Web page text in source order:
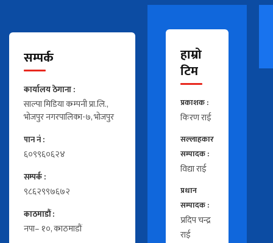
सम्पर्क
कार्यालय ठेगाना :
साल्पा मिडिया कम्पनी प्रा.लि.,
भोजपुर नगरपालिका-७, भोजपुर
पान नं :
६०९९६०६२४
सम्पर्क :
९८६२९९७६७२
काठमाडौं :
नपा– १०, काठमाडौं
हाम्रो
टिम
प्रकाशक :
किरण राई
सल्लाहकार
सम्पादक :
विद्या राई
प्रधान
सम्पादक :
प्रदिप चन्द्र
राई